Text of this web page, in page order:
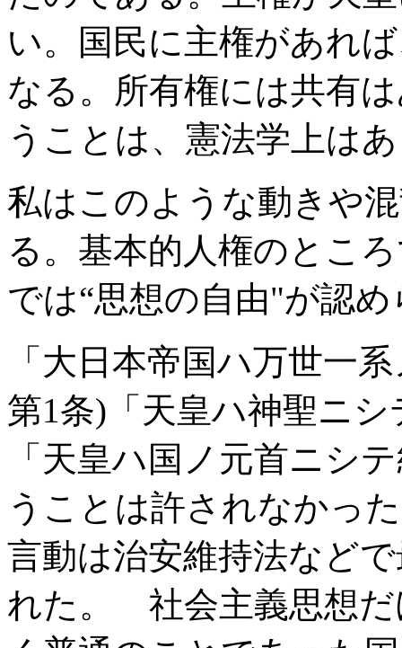
い。国民に主権があれ
なる。所有権には共有
うことは、憲法学上は
私はこのような動きや
る。基本的人権のとこ
では“思想の自由"が認
「大日本帝国ハ万世一
第1条)「天皇ハ神聖ニ
「天皇ハ国ノ元首ニシ
うことは許されなかっ
言動は治安維持法など
れた。 社会主義思想だ